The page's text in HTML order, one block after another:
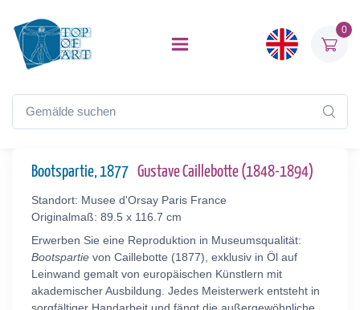
0
Bootspartie, 1877 Gustave Caillebotte (1848-1894)
Standort: Musee d'Orsay Paris France
Originalmaß: 89.5 x 116.7 cm
Erwerben Sie eine Reproduktion in Museumsqualität:
Bootspartie von Caillebotte (1877), exklusiv in Öl auf
Leinwand gemalt von europäischen Künstlern mit
akademischer Ausbildung. Jedes Meisterwerk entsteht in